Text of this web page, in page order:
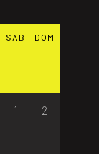
SAB DOM
1 2